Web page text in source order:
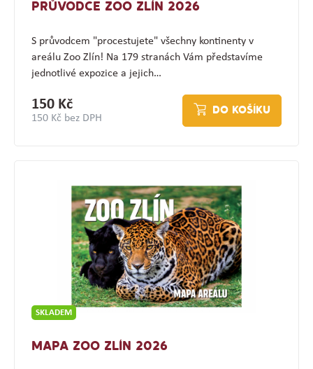
PRŮVODCE ZOO ZLÍN 2026
S průvodcem "procestujete" všechny kontinenty v
areálu Zoo Zlín! Na 179 stranách Vám představíme
jednotlivé expozice a jejich…
150 Kč
150 Kč bez DPH
DO KOŠÍKU
SKLADEM
MAPA ZOO ZLÍN 2026